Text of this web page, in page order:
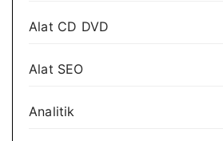
Alat CD DVD
Alat SEO
Analitik